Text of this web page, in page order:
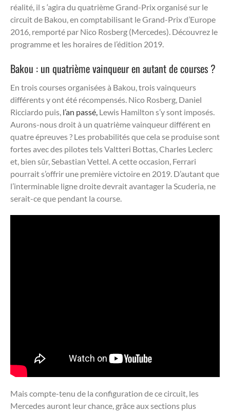
réalité, il s ‘agira du quatrième Grand-Prix organisé sur le
circuit de Bakou, en comptabilisant le Grand-Prix d’Europe
2016, remporté par Nico Rosberg (Mercedes). Découvrez le
programme et les horaires de l’édition 2019.
Bakou : un quatrième vainqueur en autant de courses ?
En trois courses organisées à Bakou, trois vainqueurs
différents y ont été récompensés. Nico Rosberg, Daniel
Ricciardo puis, l’an passé, Lewis Hamilton s’y sont imposés.
Aurons-nous droit à un quatrième vainqueur différent en
quatre épreuves ? Les probabilités que cela se produise sont
fortes avec des pilotes tels Valtteri Bottas, Charles Leclerc
et, bien sûr, Sebastian Vettel. A cette occasion, Ferrari
pourrait s’offrir une première victoire en 2019. D’autant que
l’interminable ligne droite devrait avantager la Scuderia, ne
serait-ce que pendant la course.
Mais compte-tenu de la configuration de ce circuit, les
Mercedes auront leur chance, grâce aux sections plus